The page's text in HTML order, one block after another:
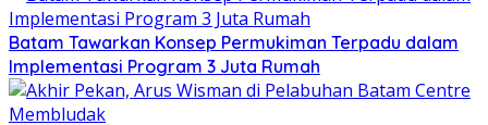
Batam Tawarkan Konsep Permukiman Terpadu dalam
Implementasi Program 3 Juta Rumah